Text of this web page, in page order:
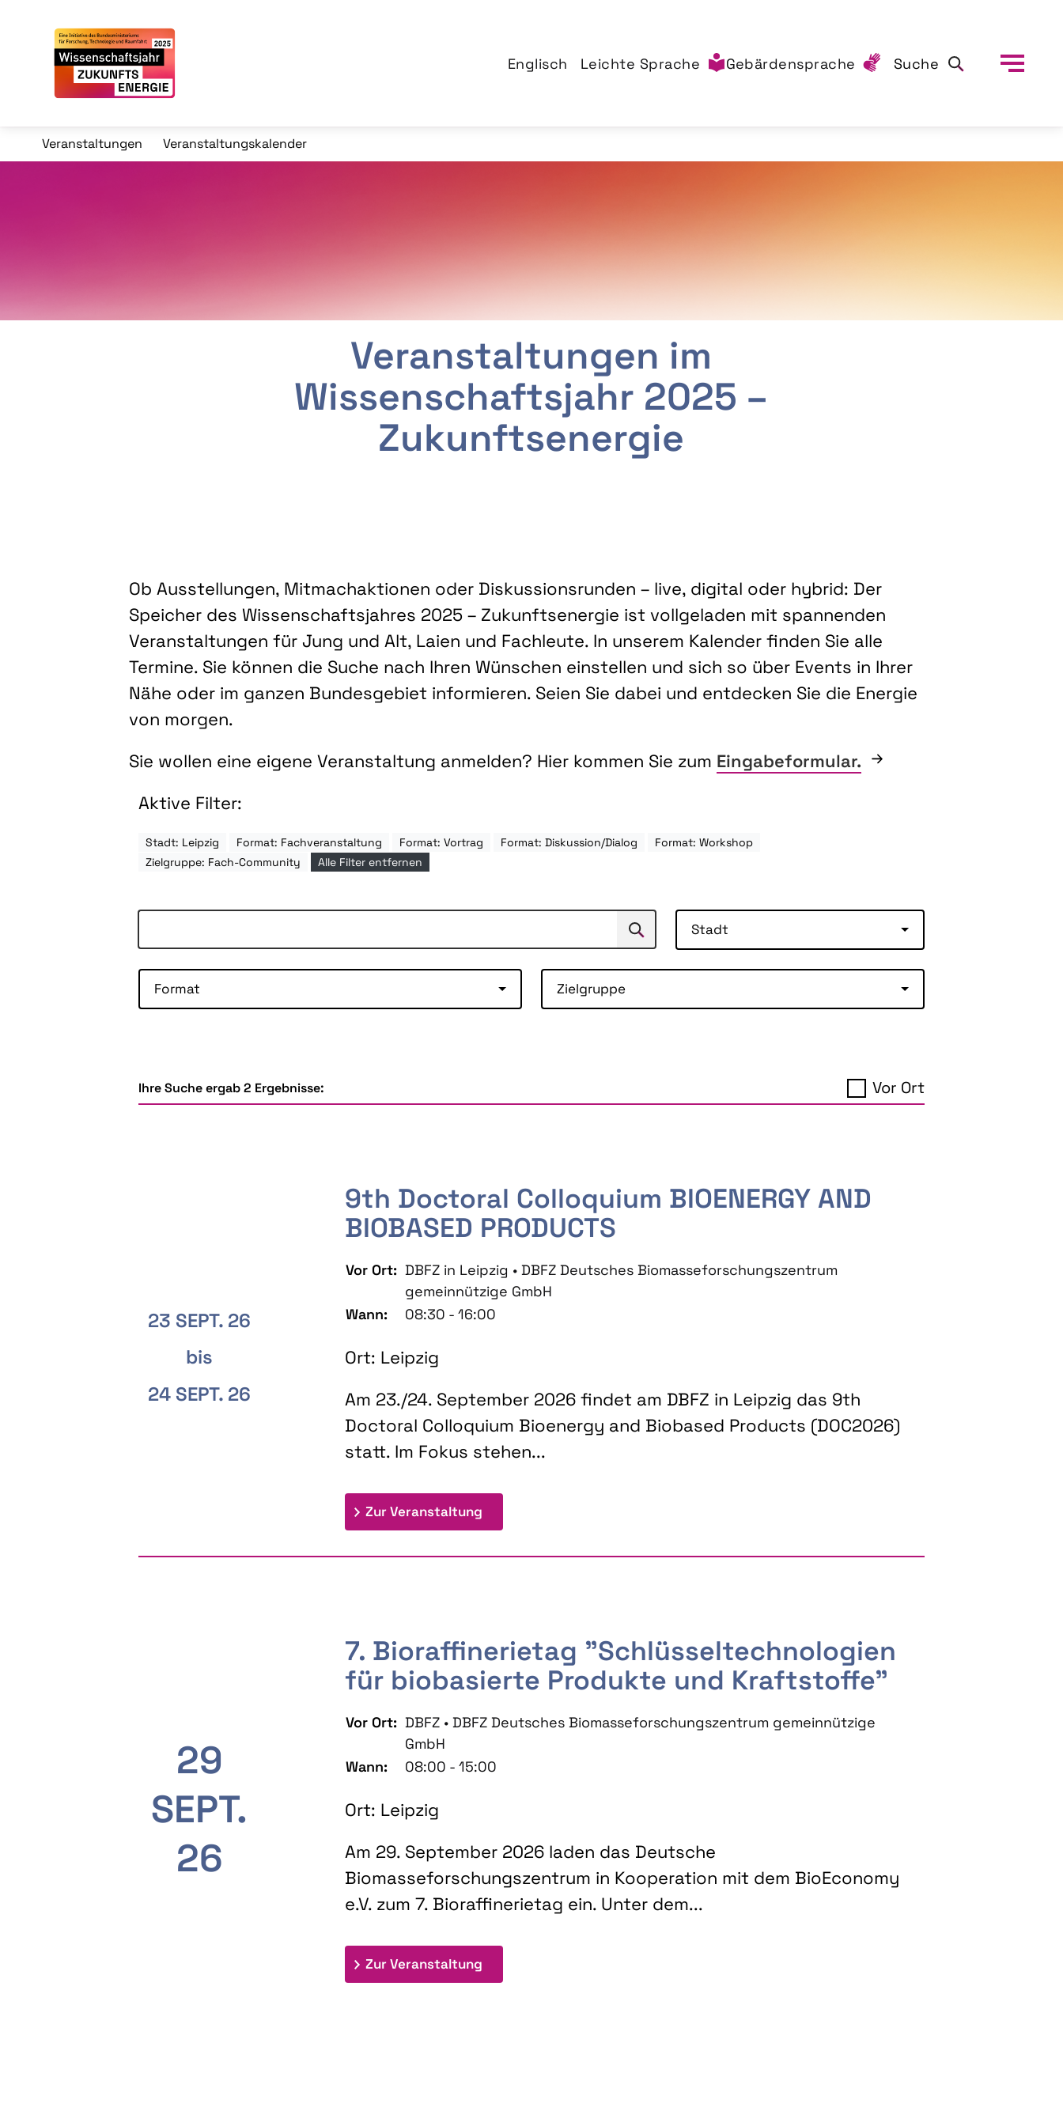
Englisch Leichte Sprache Gebärdensprache Suche
Veranstaltungen Veranstaltungskalender
Veranstaltungen im
Wissenschaftsjahr 2025 –
Zukunftsenergie
Ob Ausstellungen, Mitmachaktionen oder Diskussionsrunden – live, digital oder hybrid: Der
Speicher des Wissenschaftsjahres 2025 – Zukunftsenergie ist vollgeladen mit spannenden
Veranstaltungen für Jung und Alt, Laien und Fachleute. In unserem Kalender finden Sie alle
Termine. Sie können die Suche nach Ihren Wünschen einstellen und sich so über Events in Ihrer
Nähe oder im ganzen Bundesgebiet informieren. Seien Sie dabei und entdecken Sie die Energie
von morgen.
Sie wollen eine eigene Veranstaltung anmelden? Hier kommen Sie zum Eingabeformular.
Aktive Filter:
Stadt: Leipzig Format: Fachveranstaltung Format: Vortrag Format: Diskussion/Dialog
Format: Workshop
Zielgruppe: Fach-Community
Alle Filter entfernen
Suchen Stadt
Format Zielgruppe
Ihre Suche ergab 2 Ergebnisse: Vor Ort
23 SEPT. 26
bis
24 SEPT. 26
9th Doctoral Colloquium BIOENERGY AND
BIOBASED PRODUCTS
Vor Ort: DBFZ in Leipzig • DBFZ Deutsches Biomasseforschungszentrum
gemeinnützige GmbH
Wann:
08:30 - 16:00
Ort: Leipzig
Am 23./24. September 2026 findet am DBFZ in Leipzig das 9th
Doctoral Colloquium Bioenergy and Biobased Products (DOC2026)
statt. Im Fokus stehen...
Zur Veranstaltung: 9th Doctoral Colloquium BIOENERGY AND BIOBASED PRODUCTS
29
SEPT.
26
7. Bioraffinerietag "Schlüsseltechnologien
für biobasierte Produkte und Kraftstoffe"
Vor Ort: DBFZ • DBFZ Deutsches Biomasseforschungszentrum gemeinnützige
GmbH
Wann:
08:00 - 15:00
Ort: Leipzig
Am 29. September 2026 laden das Deutsche
Biomasseforschungszentrum in Kooperation mit dem BioEconomy
e.V. zum 7. Bioraffinerietag ein. Unter dem...
Zur Veranstaltung: 7. Bioraffinerietag "Schlüsseltechnologien für biobasierte Produkte und Kraftstoffe"